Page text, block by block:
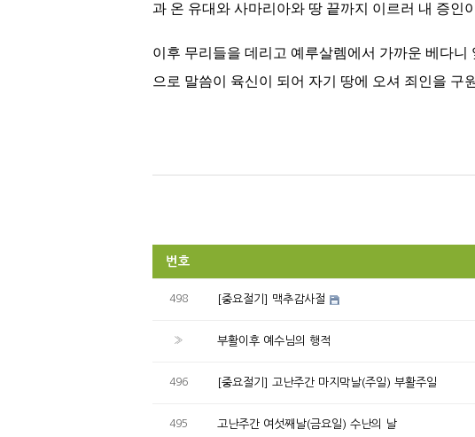
과 온 유대와 사마리아와 땅 끝까지 이르러 내 증인
이후 무리들을 데리고 예루살렘에서 가까운 베다
으로 말씀이 육신이 되어 자기 땅에 오셔 죄인을
번호
498 [중요절기] 맥추감사절
» 부활이후 예수님의 행적
496 [중요절기] 고난주간 마지막날(주일) 부활주일
495 고난주간 여섯째날(금요일) 수난의 날